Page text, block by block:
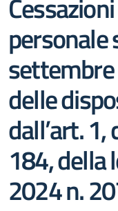
personale
delle
dall’art.
184, della
2024 n.